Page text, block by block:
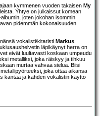
kymmenen vuoden takaisen My
Yhtye on julkaissut komean
albumin, joten jokohan isommin
pidemmän kokonaisuuden
vokalisti/kitaristi Markus
läpikäynyt herra on
eivät luultavasti koskaan umpeudu
metalliksi, joka räiskyy ja tihkuu
murtaa vahvaa sielua. Biisi
joka ottaa aikansa
kantaa ja kahden vokalistin käyttö